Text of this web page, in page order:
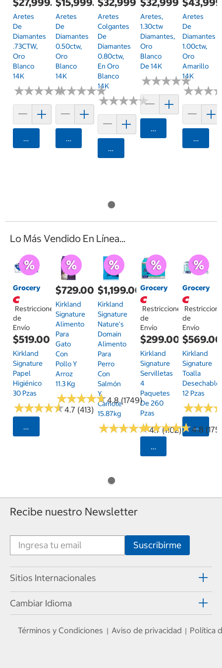
Aretes
De
Diamantes
.73CTW,
Oro
Blanco
14K
★★★★★
★★★★★
Agregar
Aretes
De
Diamantes
0.50ctw,
Oro
Blanco
14K
★★★★★
★★★★★
Agregar
Aretes
Colgantes
De
Diamantes
0.80ctw,
En Oro
Blanco
14K
★★★★★
★★★★★
Agregar
Aretes,
1.30ctw
Diamantes,
Oro
Blanco
De 14K
★★★★★
★★★★★
Agregar
Aretes
De
Diamantes
1.00ctw,
Oro
Amarillo
14K
★★★
★★★
Lo Más Vendido En Línea...
Grocery
Restricciones
de
Envío
$519.00
Kirkland
Signature
Papel
Higiénico
30 Pzas
★★★★★
★★★★★4.7 (413)
Seleccionar Código Postal
$729.00
Kirkland
Signature
Alimento
Para
Gato
Con
Pollo Y
Arroz
11.3 Kg
★★★★★
★★★★★4.8 (1749)
$1,199.00
Kirkland
Signature
Nature's
Domain
Alimento
Para
Perro
Con
Salmón
Y
Camote
15.87kg
★★★★★
★★★★★4.7 (1102)
Grocery
Restricciones
de
Envío
$299.00
Kirkland
Signature
Servilletas
4
Paquetes
De 260
Pzas
★★★★★
★★★★★4.8 (175)
Seleccionar
Grocery
de
Envío
$569.00
Kirkland
Signature
Toalla
Desechable
12 Pzas
★★★
★★★
Recibe nuestro Newsletter
Sitios Internacionales
Cambiar Idioma
Términos y Condiciones | Aviso de privacidad | Política